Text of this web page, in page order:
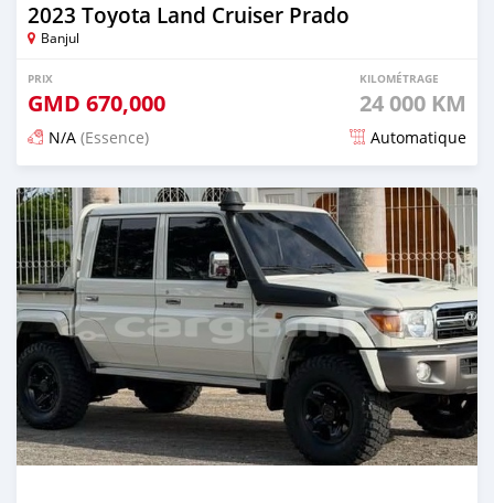
2023 Toyota Land Cruiser Prado
Banjul
PRIX
GMD 670,000
KILOMÉTRAGE
24 000 KM
N/A (Essence) Automatique
Publié il y a 13 jours